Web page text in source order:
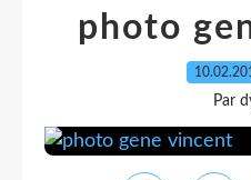
photo
Par